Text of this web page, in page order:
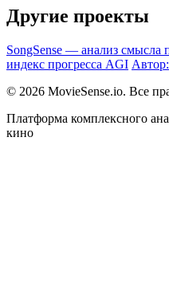
Другие проекты
SongSense — анализ смысла
индекс прогресса AGI
© 2026 MovieSense.io. Все
Платформа комплексного
кино